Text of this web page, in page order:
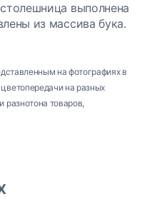
выполнена
из массива бука.
на фотографиях в
на разных
разнотона товаров,